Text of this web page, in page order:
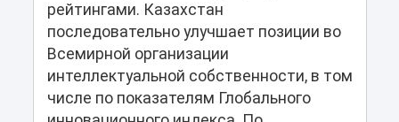
рейтингами. Казахстан
последовательно улучшает позиции во
Всемирной организации
интеллектуальной собственности, в том
числе по показателям Глобального